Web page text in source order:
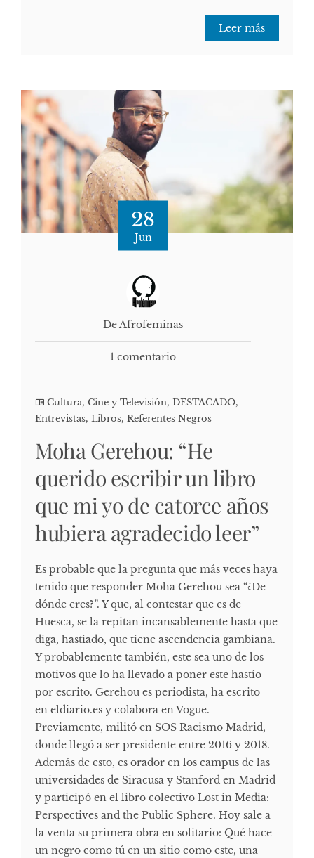
Leer más
28
Jun
De Afrofeminas
1 comentario
Cultura, Cine y Televisión, DESTACADO,
Entrevistas, Libros, Referentes Negros
Moha Gerehou: “He
querido escribir un libro
que mi yo de catorce años
hubiera agradecido leer”
Es probable que la pregunta que más veces haya
tenido que responder Moha Gerehou sea “¿De
dónde eres?”. Y que, al contestar que es de
Huesca, se la repitan incansablemente hasta que
diga, hastiado, que tiene ascendencia gambiana.
Y probablemente también, este sea uno de los
motivos que lo ha llevado a poner este hastío
por escrito. Gerehou es periodista, ha escrito
en eldiario.es y colabora en Vogue.
Previamente, militó en SOS Racismo Madrid,
donde llegó a ser presidente entre 2016 y 2018.
Además de esto, es orador en los campus de las
universidades de Siracusa y Stanford en Madrid
y participó en el libro colectivo Lost in Media:
Perspectives and the Public Sphere. Hoy sale a
la venta su primera obra en solitario: Qué hace
un negro como tú en un sitio como este, una